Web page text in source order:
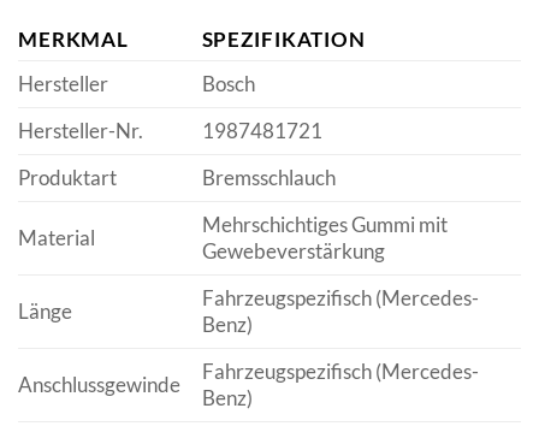
MERKMAL
SPEZIFIKATION
Hersteller
Bosch
Hersteller-Nr.
1987481721
Produktart
Bremsschlauch
Material
Mehrschichtiges Gummi mit
Gewebeverstärkung
Länge
Fahrzeugspezifisch (Mercedes-
Benz)
Anschlussgewinde
Fahrzeugspezifisch (Mercedes-
Benz)